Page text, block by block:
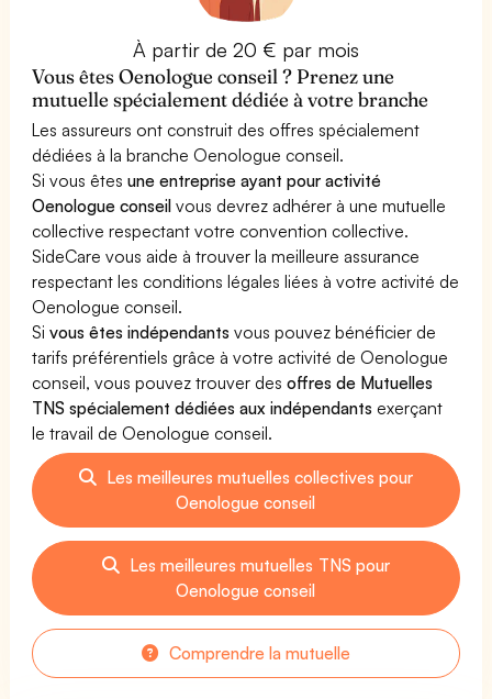
À partir de 20 € par mois
Vous êtes Oenologue conseil ? Prenez une
mutuelle spécialement dédiée à votre branche
Les assureurs ont construit des offres spécialement
dédiées à la branche Oenologue conseil.
Si vous êtesune entreprise ayant pour activité
Oenologue conseil vous devrez adhérer à une mutuelle
collective respectant votre convention collective.
SideCare vous aide à trouver la meilleure assurance
respectant les conditions légales liées à votre activité de
Oenologue conseil.
Sivous êtes indépendants vous pouvez bénéficier de
tarifs préférentiels grâce à votre activité de Oenologue
conseil, vous pouvez trouver desoffres de Mutuelles
TNS spécialement dédiées aux indépendants exerçant
le travail de Oenologue conseil.
Les meilleures mutuelles collectives pour
Oenologue conseil
Les meilleures mutuelles TNS pour
Oenologue conseil
Comprendre la mutuelle